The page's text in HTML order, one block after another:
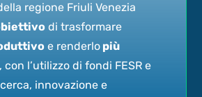
regione Friuli Venezia
di trasformare
e renderlo più
, con l’utilizzo di fondi FESR e
innovazione e